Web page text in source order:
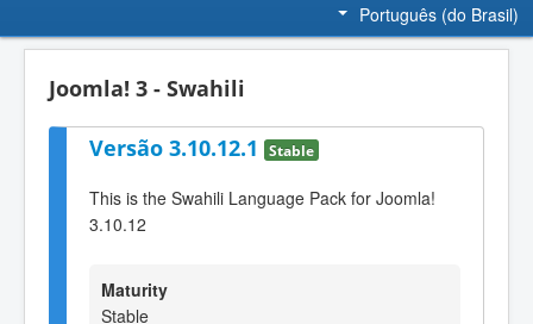
Português (do Brasil)
Joomla! 3 - Swahili
Versão 3.10.12.1 Stable
This is the Swahili Language Pack for Joomla!
3.10.12
Maturity
Stable